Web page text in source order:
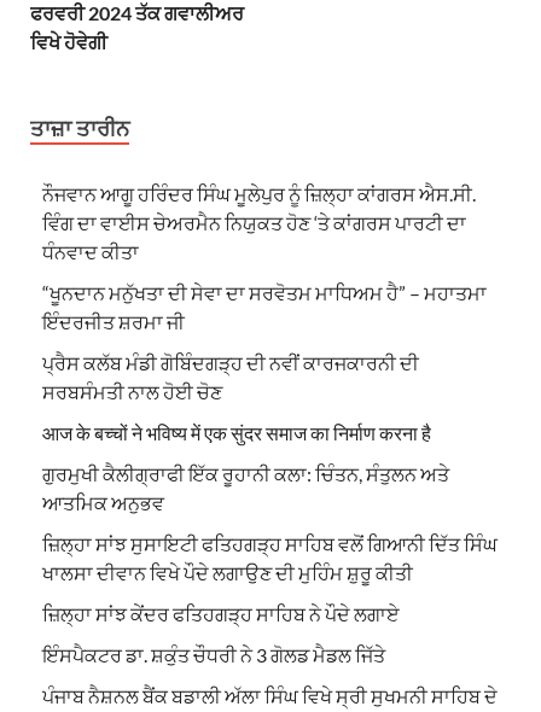
ਫਰਵਰੀ 2024 ਤੱਕ ਗਵਾਲੀਅਰ
ਵਿਖੇ ਹੋਵੇਗੀ
ਤਾਜ਼ਾ ਤਾਰੀਨ
ਨੌਜਵਾਨ ਆਗੂ ਹਰਿੰਦਰ ਸਿੰਘ ਮੂਲੇਪੁਰ ਨੂੰ ਜ਼ਿਲ੍ਹਾ ਕਾਂਗਰਸ ਐਸ.ਸੀ.
ਵਿੰਗ ਦਾ ਵਾਈਸ ਚੇਅਰਮੈਨ ਨਿਯੁਕਤ ਹੋਣ ‘ਤੇ ਕਾਂਗਰਸ ਪਾਰਟੀ ਦਾ
ਧੰਨਵਾਦ ਕੀਤਾ
“ਖੂਨਦਾਨ ਮਨੁੱਖਤਾ ਦੀ ਸੇਵਾ ਦਾ ਸਰਵੋਤਮ ਮਾਧਿਅਮ ਹੈ” – ਮਹਾਤਮਾ
ਇੰਦਰਜੀਤ ਸ਼ਰਮਾ ਜੀ
ਪ੍ਰੈਸ ਕਲੱਬ ਮੰਡੀ ਗੋਬਿੰਦਗੜ੍ਹ ਦੀ ਨਵੀਂ ਕਾਰਜਕਾਰਨੀ ਦੀ
ਸਰਬਸੰਮਤੀ ਨਾਲ ਹੋਈ ਚੋਣ
आज के बच्चों ने भविष्य में एक सुंदर समाज का निर्माण करना है
ਗੁਰਮੁਖੀ ਕੈਲੀਗ੍ਰਾਫੀ ਇੱਕ ਰੂਹਾਨੀ ਕਲਾ: ਚਿੰਤਨ, ਸੰਤੁਲਨ ਅਤੇ
ਆਤਮਿਕ ਅਨੁਭਵ
ਜ਼ਿਲ੍ਹਾ ਸਾਂਝ ਸੁਸਾਇਟੀ ਫਤਿਹਗੜ੍ਹ ਸਾਹਿਬ ਵਲੋਂ ਗਿਆਨੀ ਦਿੱਤ ਸਿੰਘ
ਖਾਲਸਾ ਦੀਵਾਨ ਵਿਖੇ ਪੌਦੇ ਲਗਾਉਣ ਦੀ ਮੁਹਿੰਮ ਸ਼ੁਰੂ ਕੀਤੀ
ਜ਼ਿਲ੍ਹਾ ਸਾਂਝ ਕੇਂਦਰ ਫਤਿਹਗੜ੍ਹ ਸਾਹਿਬ ਨੇ ਪੌਦੇ ਲਗਾਏ
ਇੰਸਪੈਕਟਰ ਡਾ. ਸ਼ਕੁੰਤ ਚੌਧਰੀ ਨੇ 3 ਗੋਲਡ ਮੈਡਲ ਜਿੱਤੇ
ਪੰਜਾਬ ਨੈਸ਼ਨਲ ਬੈਂਕ ਬਡਾਲੀ ਅੱਲਾ ਸਿੰਘ ਵਿਖੇ ਸ੍ਰੀ ਸੁਖਮਨੀ ਸਾਹਿਬ ਦੇ